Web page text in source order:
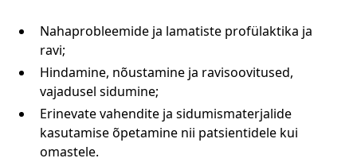
Nahaprobleemide ja lamatiste profülaktika ja
ravi;
Hindamine, nõustamine ja ravisoovitused,
vajadusel sidumine;
Erinevate vahendite ja sidumismaterjalide
kasutamise õpetamine nii patsientidele kui
omastele.